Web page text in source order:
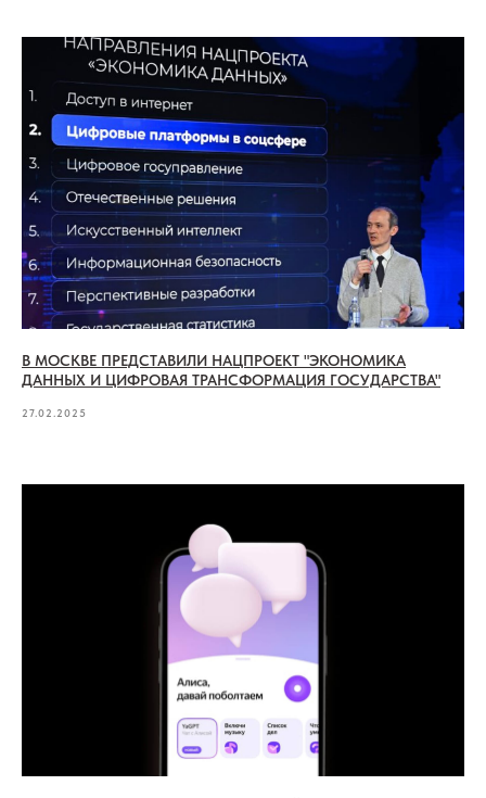
В МОСКВЕ ПРЕДСТАВИЛИ НАЦПРОЕКТ "ЭКОНОМИКА
ДАННЫХ И ЦИФРОВАЯ ТРАНСФОРМАЦИЯ ГОСУДАРСТВА"
27.02.2025